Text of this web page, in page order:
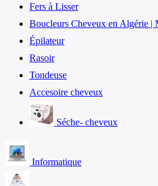
Fers à Lisser
Boucleurs Cheveux en Algérie |
Épilateur
Rasoir
Tondeuse
Accesoire cheveux
Séche- cheveux
Informatique